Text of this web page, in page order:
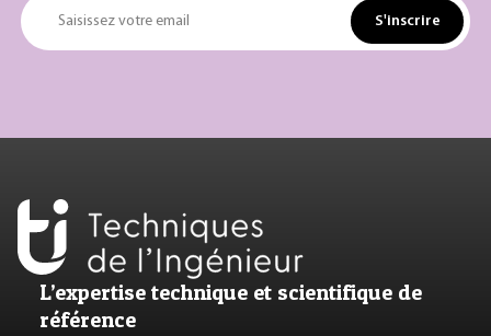
Saisissez votre email S'inscrire
L’expertise technique et scientifique de
référence